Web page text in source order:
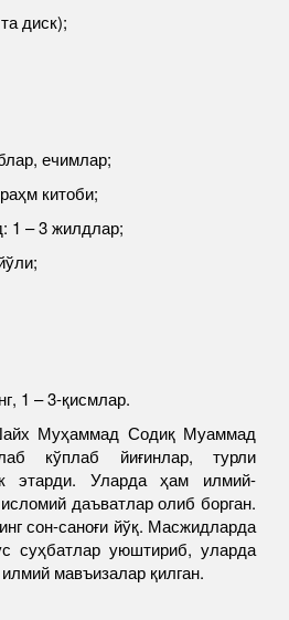
диск);
ечимлар;
китоби;
1 – 3 жилдлар;
1 – 3-қисмлар.
Муҳаммад Содиқ Муаммад
кўплаб йиғинлар, турли
этарди. Уларда ҳам илмий-
даъватлар олиб борган.
сон-саноғи йўқ. Масжидларда
суҳбатлар уюштириб, уларда
мавъизалар қилган.